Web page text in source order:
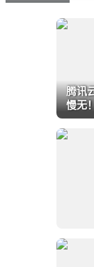
腾讯
慢无